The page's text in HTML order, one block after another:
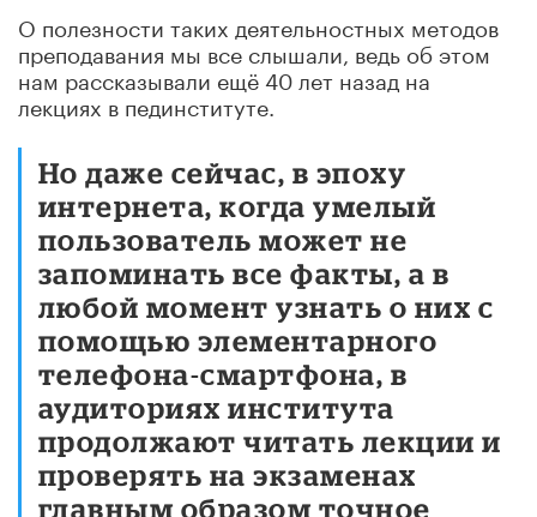
О полезности таких деятельностных методов
преподавания мы все слышали, ведь об этом
нам рассказывали ещё 40 лет назад на
лекциях в пединституте.
Но даже сейчас, в эпоху
интернета, когда умелый
пользователь может не
запоминать все факты, а в
любой момент узнать о них с
помощью элементарного
телефона-смартфона, в
аудиториях института
продолжают читать лекции и
проверять на экзаменах
главным образом точное